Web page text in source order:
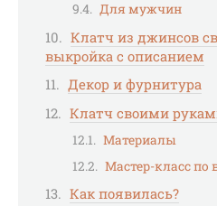
Для мужчин
Клатч из джинсов
выкройка с описанием
Декор и фурнитура
Клатч своими
Материалы
Мастер-класс
Как появилась?